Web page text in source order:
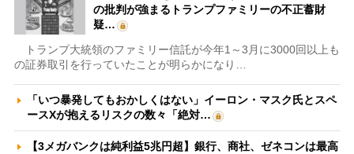
の批判が強まるトランプファミリーの不正蓄財
疑…
トランプ大統領のファミリー信託が今年1～3月に3000回以上も
の証券取引を行っていたことが明らかになり…
「いつ暴発してもおかしくはない」イーロン・マスク氏とスペ
ースXが抱えるリスクの数々「絶対…
【3メガバンクは純利益5兆円超】銀行、商社、ゼネコンは最高